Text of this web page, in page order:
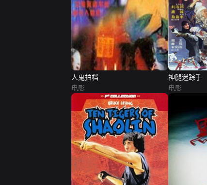
人鬼拍档
电影
神腿迷踪手
电影